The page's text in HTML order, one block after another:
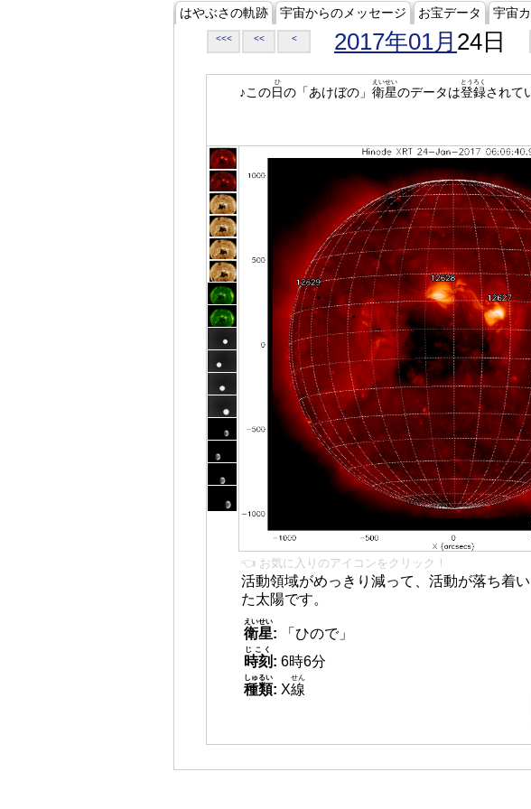
はやぶさの軌跡 宇宙からのメッセージ お宝データ 宇宙
<<< << < 2017年01月 24日
♪この日
ひ
の「あけぼの」 衛星
えいせい
のデータは登録
とうろく
されて
👈 お気に入りのアイコンをクリック！
活動領域がめっきり減って、活動が落ち着い
た太陽です。
衛星
えいせい
:
「ひので」
時刻
じこく
: 6時6分
種類
しゅるい
: X線
せん